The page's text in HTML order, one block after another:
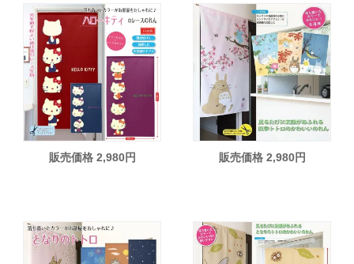
販売価格 2,980円 販売価格 2,980円